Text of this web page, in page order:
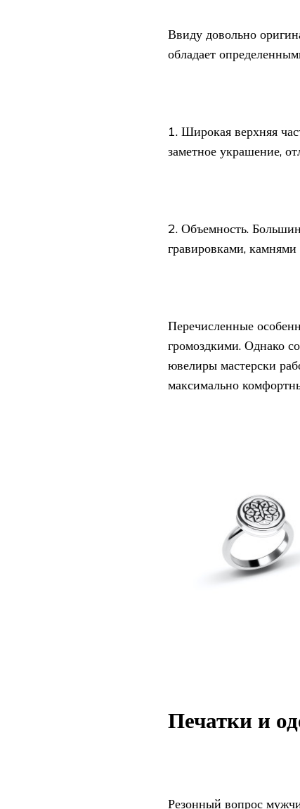
Ввиду довольно
обладает
1. Широкая верхняя
заметное украшение,
2. Объемность.
гравировками,
Перечисленные
громоздкими. Однако
ювелиры мастерски
максимально
Печатки и
Резонный вопрос